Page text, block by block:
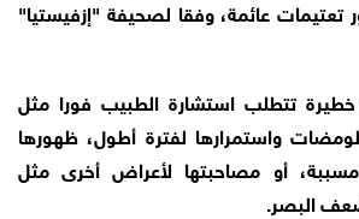
تعتيمات عائمة، وفقا لصحيفة "إزفيستيا"
تتطلب استشارة الطبيب فورا مثل
واستمرارها لفترة أطول، ظهورها
مسببة، أو مصاحبتها لأعراض أخرى مثل
ضعف البصر.